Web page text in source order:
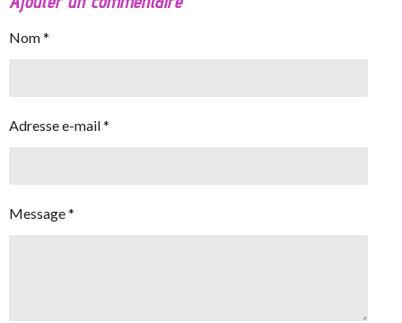
Nom *
Adresse e-mail *
Message *